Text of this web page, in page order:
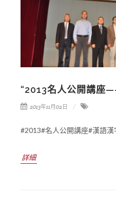
“2013名人公開講座
2013年11月02日
#2013#名人公開講座#漢語漢
詳細